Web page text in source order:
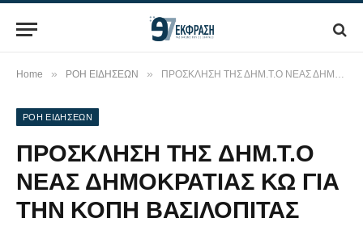
Home » ΡΟΗ ΕΙΔΗΣΕΩΝ » ΠΡΟΣΚΛΗΣΗ ΤΗΣ ΔΗΜ.Τ.Ο ΝΕΑΣ ΔΗΜΟΚΡΑΤΙΑΣ ΚΩ ΓΙΑ ΤΗΝ ΚΟΠΗ ΒΑΣΙΛΟΠΙΤΑΣ
ΡΟΗ ΕΙΔΗΣΕΩΝ
ΠΡΟΣΚΛΗΣΗ ΤΗΣ ΔΗΜ.Τ.Ο
ΝΕΑΣ ΔΗΜΟΚΡΑΤΙΑΣ ΚΩ ΓΙΑ
ΤΗΝ ΚΟΠΗ ΒΑΣΙΛΟΠΙΤΑΣ